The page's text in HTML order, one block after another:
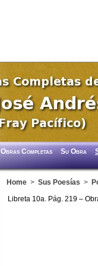
Obras Completas Su Obra
Home > Sus Poesías >
Libreta 10a. Pág. 219 –